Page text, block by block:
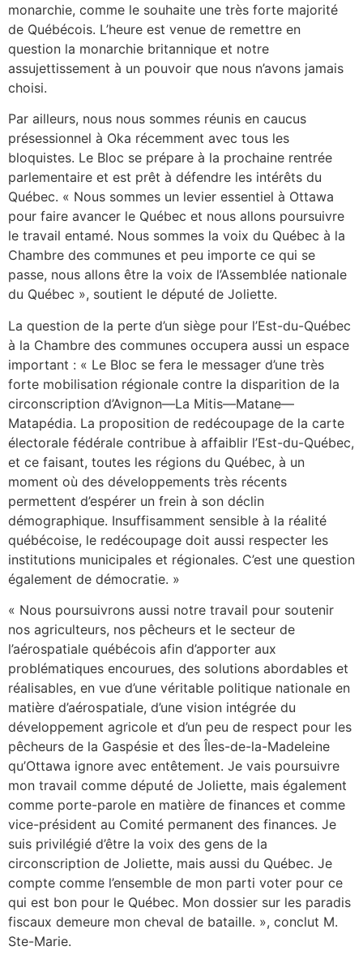
monarchie, comme le souhaite une très forte majorité
de Québécois. L’heure est venue de remettre en
question la monarchie britannique et notre
assujettissement à un pouvoir que nous n’avons jamais
choisi.
Par ailleurs, nous nous sommes réunis en caucus
présessionnel à Oka récemment avec tous les
bloquistes. Le Bloc se prépare à la prochaine rentrée
parlementaire et est prêt à défendre les intérêts du
Québec. « Nous sommes un levier essentiel à Ottawa
pour faire avancer le Québec et nous allons poursuivre
le travail entamé. Nous sommes la voix du Québec à la
Chambre des communes et peu importe ce qui se
passe, nous allons être la voix de l’Assemblée nationale
du Québec », soutient le député de Joliette.
La question de la perte d’un siège pour l’Est-du-Québec
à la Chambre des communes occupera aussi un espace
important : « Le Bloc se fera le messager d’une très
forte mobilisation régionale contre la disparition de la
circonscription d’Avignon—La Mitis—Matane—
Matapédia. La proposition de redécoupage de la carte
électorale fédérale contribue à affaiblir l’Est-du-Québec,
et ce faisant, toutes les régions du Québec, à un
moment où des développements très récents
permettent d’espérer un frein à son déclin
démographique. Insuffisamment sensible à la réalité
québécoise, le redécoupage doit aussi respecter les
institutions municipales et régionales. C’est une question
également de démocratie. »
« Nous poursuivrons aussi notre travail pour soutenir
nos agriculteurs, nos pêcheurs et le secteur de
l’aérospatiale québécois afin d’apporter aux
problématiques encourues, des solutions abordables et
réalisables, en vue d’une véritable politique nationale en
matière d’aérospatiale, d’une vision intégrée du
développement agricole et d’un peu de respect pour les
pêcheurs de la Gaspésie et des Îles-de-la-Madeleine
qu’Ottawa ignore avec entêtement. Je vais poursuivre
mon travail comme député de Joliette, mais également
comme porte-parole en matière de finances et comme
vice-président au Comité permanent des finances. Je
suis privilégié d’être la voix des gens de la
circonscription de Joliette, mais aussi du Québec. Je
compte comme l’ensemble de mon parti voter pour ce
qui est bon pour le Québec. Mon dossier sur les paradis
fiscaux demeure mon cheval de bataille. », conclut M.
Ste-Marie.